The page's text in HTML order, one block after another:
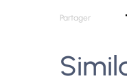
Partager